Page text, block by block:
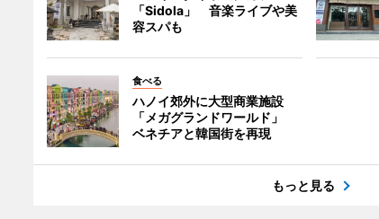
「Sidola」 音楽ライブや美
容スパも
食べる
ハノイ郊外に大型商業施設
「メガグランドワールド」
ベネチアと韓国街を再現
もっと見る